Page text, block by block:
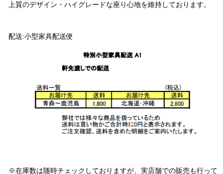
上質のデザイン・ハイグレードな座り心地を維持しております。
配送:小型家具配送便
※在庫数は随時チェックしておりますが、実店舗での販売も行って